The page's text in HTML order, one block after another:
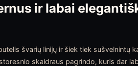
ir labai
švarių linijų ir šiek tiek sušvelnintų
skaidraus pagrindo, kuris dar